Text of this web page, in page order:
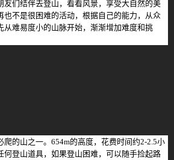
友们结伴去登山，看看风景，享受大自然的美
也不是很困难的活动，根据自己的能力，从众
从难易度小的山脉开始，渐渐增加难度和挑
的山之一。 654m的高度，花费时间约2-2.5小
何登山道具，如果登山困难，可以随手捡起路